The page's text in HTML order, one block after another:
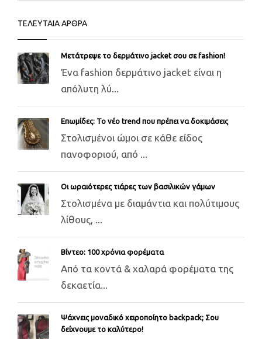
ΤΕΛΕΥΤΑΙΑ ΑΡΘΡΑ
Μετάτρεψε το δερμάτινο jacket σου σε fashion!
Ένα fashion δερμάτινο jacket είναι η
απόλυτη λύ...
Επωμίδες: Το νέο trend που πρέπει να δοκιμάσεις
Στολισμένοι ώμοι σε κάθε είδος
πανοφοριού, από ...
Οι ωραιότερες τιάρες των βασιλικών γάμων
Στολισμένα με διαμάντια και πολύτιμους
λίθους, ...
Βίντεο: 100 χρόνια φορέματα
Από τα κοντά & χαλαρά φορέματα της
δεκαετία...
Ψάχνεις μοναδικό χειροποίητο backpack; Σου
δείχνουμε το καλύτερο!